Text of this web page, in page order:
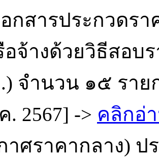
อกสารประกวดรา
จ้างด้วยวิธีสอบ
จำนวน ๑๕ ราย
. 2567] -> คลิกอ่
าศราคากลาง) ป